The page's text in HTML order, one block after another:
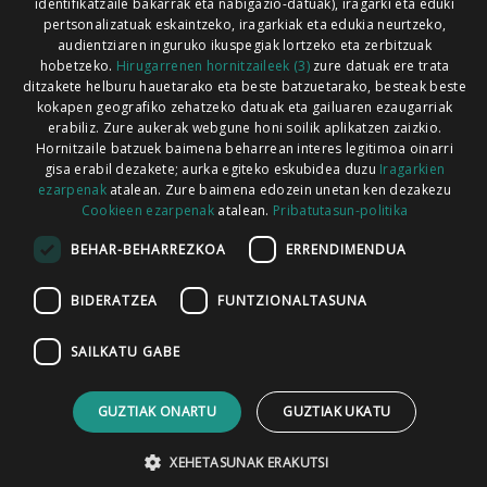
Codesyntaxek garatua
HONI BURUZ LEGE OHARRA PUBLIZITATEA
ARAUAK HARREMANETARAKO RSS
identifikatzaile bakarrak eta nabigazio-datuak), iragarki eta eduki
pertsonalizatuak eskaintzeko, iragarkiak eta edukia neurtzeko,
audientziaren inguruko ikuspegiak lortzeko eta zerbitzuak
hobetzeko. Hirugarrenen hornitzaileek (3)zure datuak ere trata
ditzakete helburu hauetarako eta beste batzuetarako, besteak beste
kokapen geografiko zehatzeko datuak eta gailuaren ezaugarriak
erabiliz. Zure aukerak webgune honi soilik aplikatzen zaizkio.
Hornitzaile batzuek baimena beharrean interes legitimoa oinarri
gisa erabil dezakete; aurka egiteko eskubidea duzu Iragarkien
ezarpenakatalean. Zure baimena edozein unetan ken dezakezu
Cookieen ezarpenak atalean. Pribatutasun-politika
BEHAR-BEHARREZKOA ERRENDIMENDUA
BIDERATZEA FUNTZIONALTASUNA
SAILKATU GABE
GUZTIAK ONARTU GUZTIAK UKATU
XEHETASUNAK ERAKUTSI